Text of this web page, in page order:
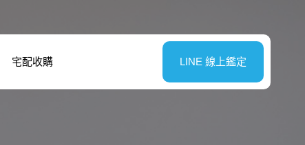
宅配收購 LINE 線上鑑定